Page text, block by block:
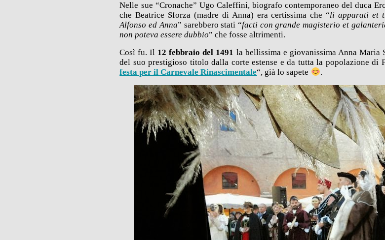
Nelle sue “Cronache” Ugo Caleffini, biografo contemporaneo del duca
che Beatrice Sforza (madre di Anna) era certissima che “li apparati et
Alfonso ed Anna” sarebbero stati “facti con grande magisterio et
non poteva essere dubbio” che fosse altrimenti.
Così fu. Il 12 febbraio del 1491 la bellissima e giovanissima Anna
del suo prestigioso titolo dalla corte estense e da tutta la popolazione di
festa per il Carnevale Rinascimentale“, già lo sapete .